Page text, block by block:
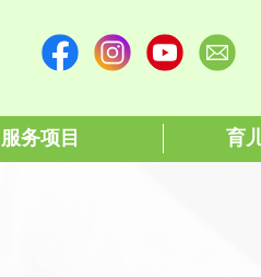
服务项目 育